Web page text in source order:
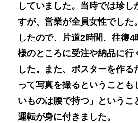
していました。当時では珍し
すが、営業が全員女性でした
したので、片道2時間、往復
様のところに受注や納品に行
した。また、ポスターを作る
って写真を撮るということも
いものは腰で持つ」というこ
運転が身に付きました。